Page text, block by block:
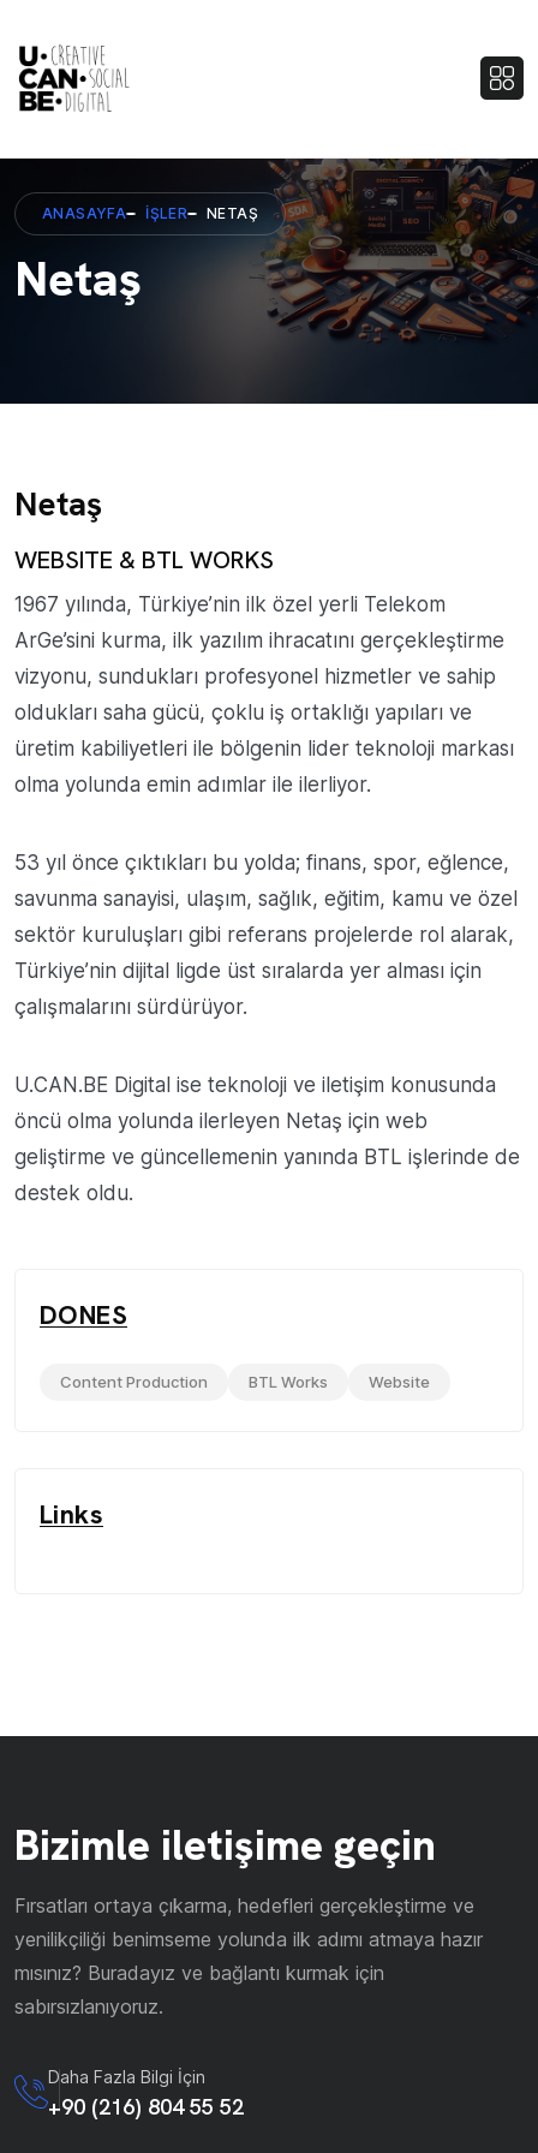
ANASAYFA İŞLER NETAŞ
Netaş
Netaş
WEBSITE & BTL WORKS
1967 yılında, Türkiye’nin ilk özel yerli Telekom
ArGe’sini kurma, ilk yazılım ihracatını gerçekleştirme
vizyonu, sundukları profesyonel hizmetler ve sahip
oldukları saha gücü, çoklu iş ortaklığı yapıları ve
üretim kabiliyetleri ile bölgenin lider teknoloji markası
olma yolunda emin adımlar ile ilerliyor.
53 yıl önce çıktıkları bu yolda; finans, spor, eğlence,
savunma sanayisi, ulaşım, sağlık, eğitim, kamu ve özel
sektör kuruluşları gibi referans projelerde rol alarak,
Türkiye’nin dijital ligde üst sıralarda yer alması için
çalışmalarını sürdürüyor.
U.CAN.BE Digital ise teknoloji ve iletişim konusunda
öncü olma yolunda ilerleyen Netaş için web
geliştirme ve güncellemenin yanında BTL işlerinde de
destek oldu.
DONES
Content Production BTL Works Website
Links
Bizimle iletişime geçin
Fırsatları ortaya çıkarma, hedefleri gerçekleştirme ve
yenilikçiliği benimseme yolunda ilk adımı atmaya hazır
mısınız? Buradayız ve bağlantı kurmak için
sabırsızlanıyoruz.
Daha Fazla Bilgi İçin
+90 (216) 804 55 52